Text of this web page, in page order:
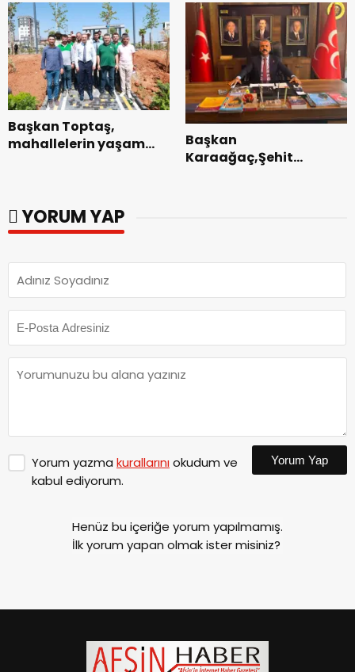
Tamamlandı.
Başkan Toptaş,
mahallelerin yaşam
Başkan
Karaağaç,Şehit
YORUM YAP
Yorum yazma kurallarınıokudum ve
kabul ediyorum.
Yorum Yap
Henüz bu içeriğe yorum yapılmamış.
İlk yorum yapan olmak ister misiniz?